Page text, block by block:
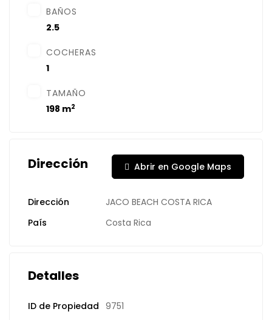
BAÑOS
2.5
COCHERAS
1
TAMAÑO
198 m2
Dirección Abrir en Google Maps
Dirección
JACO BEACH COSTA RICA
País
Costa Rica
Detalles
ID de Propiedad 9751